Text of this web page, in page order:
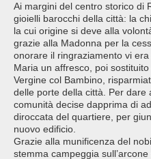
Ai margini del centro storico di
gioielli barocchi della città: la
la cui origine si deve alla
grazie alla Madonna per la
onorare il ringraziamento vi
Maria un affresco, poi
Vergine col Bambino,
delle porte della città. Per dare
comunità decise dapprima di
diroccata del quartiere, per
nuovo edificio.
Grazie alla munificenza del
stemma campeggia